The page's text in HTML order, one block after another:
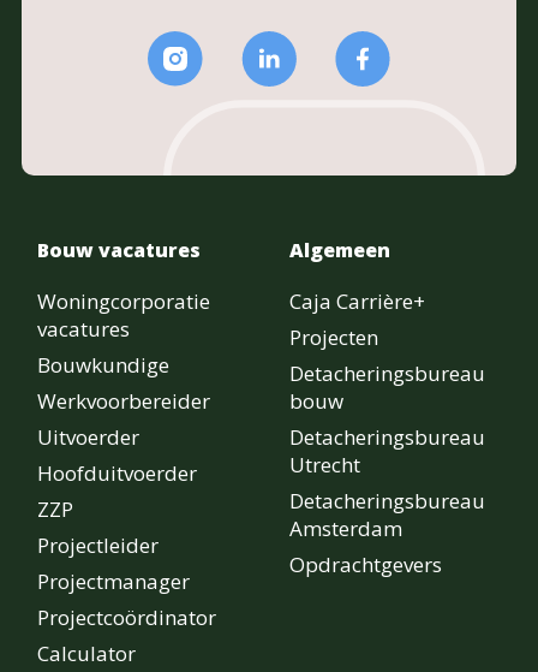
Bouw vacatures
Woningcorporatie
vacatures
Bouwkundige
Werkvoorbereider
Uitvoerder
Hoofduitvoerder
ZZP
Projectleider
Projectmanager
Projectcoördinator
Calculator
Algemeen
Caja Carrière+
Projecten
Detacheringsbureau
bouw
Detacheringsbureau
Utrecht
Detacheringsbureau
Amsterdam
Opdrachtgevers